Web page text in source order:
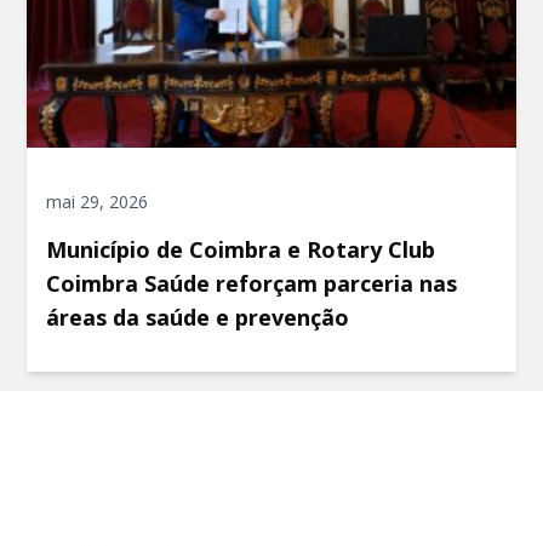
mai 29, 2026
Município de Coimbra e Rotary Club
Coimbra Saúde reforçam parceria nas
áreas da saúde e prevenção